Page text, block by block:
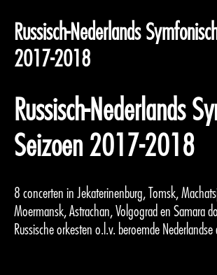
Russisch-Nederlands
2017-2018
Russisch-Nederlands
Seizoen 2017-2018
8 concerten in Jekaterinenburg, Tomsk,
Moermansk, Astrachan, Volgograd en Samara
Russische orkesten o.l.v. beroemde